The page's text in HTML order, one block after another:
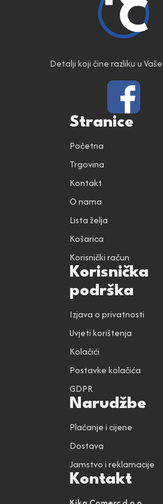
Detalji koji čine razliku u
Stranice
Početna
Trgovina
Kontakt
O nama
Lista želja
Košarica
Korisnički račun
Korisnička
podrška
Izjava o privatnosti
Uvjeti korištenja
Kolačići
Postavke kolačića
GDPR
Narudžbe
Plaćanje i cijene
Dostava
Jamstvo i reklamacije
Kontakt